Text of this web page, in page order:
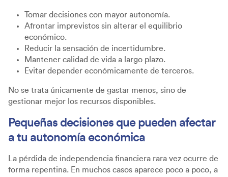
Tomar decisiones con mayor autonomía.
Afrontar imprevistos sin alterar el equilibrio
económico.
Reducir la sensación de incertidumbre.
Mantener calidad de vida a largo plazo.
Evitar depender económicamente de terceros.
No se trata únicamente de gastar menos, sino de
gestionar mejor los recursos disponibles.
Pequeñas decisiones que pueden afectar
a tu autonomía económica
La pérdida de independencia financiera rara vez ocurre de
forma repentina. En muchos casos aparece poco a poco, a